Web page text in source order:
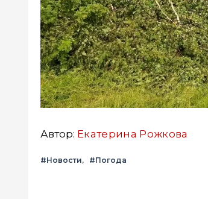
Автор: Екатерина Рожкова
#Новости #Погода